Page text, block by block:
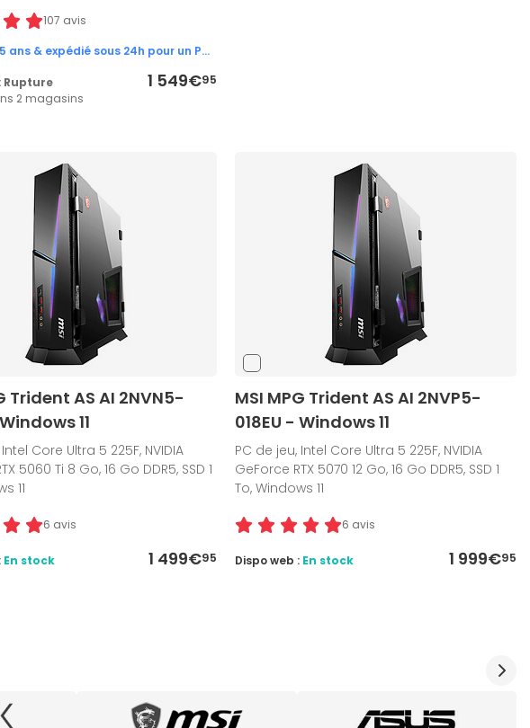
107 avis
Garanti 5 ans & expédié sous 24h pour un PC en stock !
1 549€95
Rupture
2 magasins
Trident AS AI 2NVN5-
11
Core Ultra 5 225F, NVIDIA
5060 Ti 8 Go, 16 Go DDR5, SSD 1
11
6 avis
1 499€95
En stock
MSI MPG Trident AS AI 2NVP5-
018EU - Windows 11
PC de jeu, Intel Core Ultra 5 225F, NVIDIA
GeForce RTX 5070 12 Go, 16 Go DDR5, SSD 1
To, Windows 11
6 avis
1 999€95
Dispo web : En stock